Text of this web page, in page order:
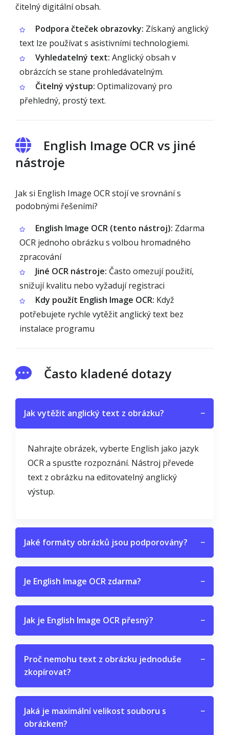
čitelný digitální obsah.
Podpora čteček obrazovky: Získaný anglický
text lze používat s asistivními technologiemi.
Vyhledatelný text: Anglický obsah v
obrázcích se stane prohledávatelným.
Čitelný výstup: Optimalizovaný pro
přehledný, prostý text.
English Image OCR vs jiné
nástroje
Jak si English Image OCR stojí ve srovnání s
podobnými řešeními?
English Image OCR (tento nástroj): Zdarma
OCR jednoho obrázku s volbou hromadného
zpracování
Jiné OCR nástroje: Často omezují použití,
snižují kvalitu nebo vyžadují registraci
Kdy použít English Image OCR: Když
potřebujete rychle vytěžit anglický text bez
instalace programu
Často kladené dotazy
Jak vytěžit anglický text z obrázku? −
Nahrajte obrázek, vyberte English jako jazyk
OCR a spusťte rozpoznání. Nástroj převede
text z obrázku na editovatelný anglický
výstup.
Jaké formáty obrázků jsou podporovány? −
Je English Image OCR zdarma? −
Jak je English Image OCR přesný? −
Proč nemohu text z obrázku jednoduše
zkopírovat?
−
Jaká je maximální velikost souboru s
obrázkem?
−